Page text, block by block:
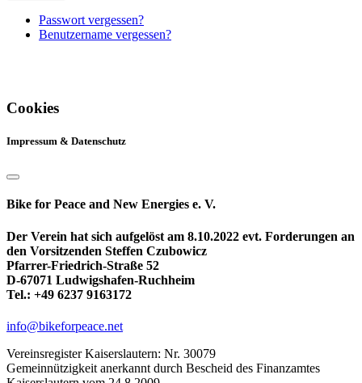
Passwort vergessen?
Benutzername vergessen?
Cookies
Impressum & Datenschutz
Bike for Peace and New Energies e. V.
Der Verein hat sich aufgelöst am 8.10.2022 evt. Forderungen an
den Vorsitzenden Steffen Czubowicz
Pfarrer-Friedrich-Straße 52
D-67071 Ludwigshafen-Ruchheim
Tel.: +49 6237 9163172
info@bikeforpeace.net
Vereinsregister Kaiserslautern: Nr. 30079
Gemeinnützigkeit anerkannt durch Bescheid des Finanzamtes